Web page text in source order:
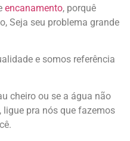
encanamento, porquê
Seja seu problema grande
e somos referência
cheiro ou se a água não
pra nós que fazemos